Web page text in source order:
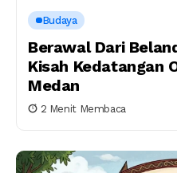
Budaya
Berawal Dari
Kisah Kedatangan
Medan
2 Menit Membaca